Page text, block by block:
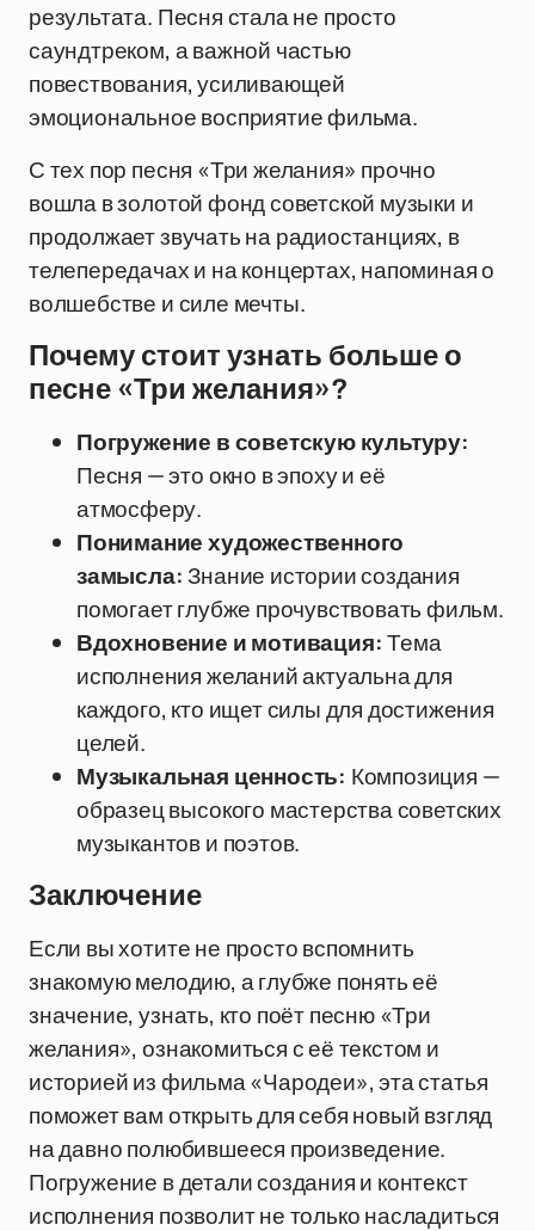
результата. Песня стала не просто
саундтреком, а важной частью
повествования, усиливающей
эмоциональное восприятие фильма.
С тех пор песня «Три желания» прочно
вошла в золотой фонд советской музыки и
продолжает звучать на радиостанциях, в
телепередачах и на концертах, напоминая о
волшебстве и силе мечты.
Почему стоит узнать больше о
песне «Три желания»?
Погружение в советскую культуру:
Песня — это окно в эпоху и её
атмосферу.
Понимание художественного
замысла:Знание истории создания
помогает глубже прочувствовать фильм.
Вдохновение и мотивация:Тема
исполнения желаний актуальна для
каждого, кто ищет силы для достижения
целей.
Музыкальная ценность: Композиция —
образец высокого мастерства советских
музыкантов и поэтов.
Заключение
Если вы хотите не просто вспомнить
знакомую мелодию, а глубже понять её
значение, узнать, кто поёт песню «Три
желания», ознакомиться с её текстом и
историей из фильма «Чародеи», эта статья
поможет вам открыть для себя новый взгляд
на давно полюбившееся произведение.
Погружение в детали создания и контекст
исполнения позволит не только насладиться